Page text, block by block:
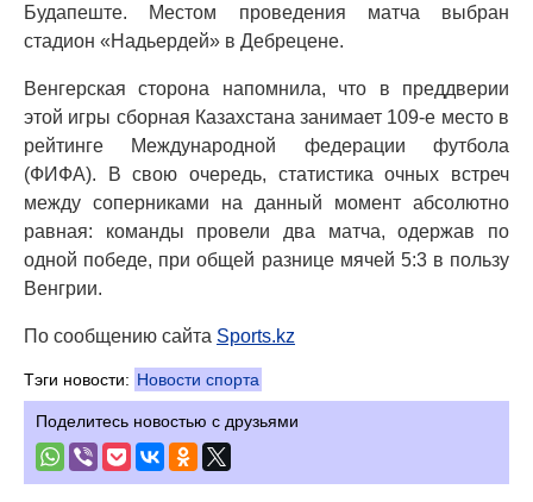
Будапеште. Местом проведения матча выбран
стадион «Надьердей» в Дебрецене.
Венгерская сторона напомнила, что в преддверии
этой игры сборная Казахстана занимает 109-е место в
рейтинге Международной федерации футбола
(ФИФА). В свою очередь, статистика очных встреч
между соперниками на данный момент абсолютно
равная: команды провели два матча, одержав по
одной победе, при общей разнице мячей 5:3 в пользу
Венгрии.
По сообщению сайта Sports.kz
Тэги новости: Новости спорта
Поделитесь новостью с друзьями